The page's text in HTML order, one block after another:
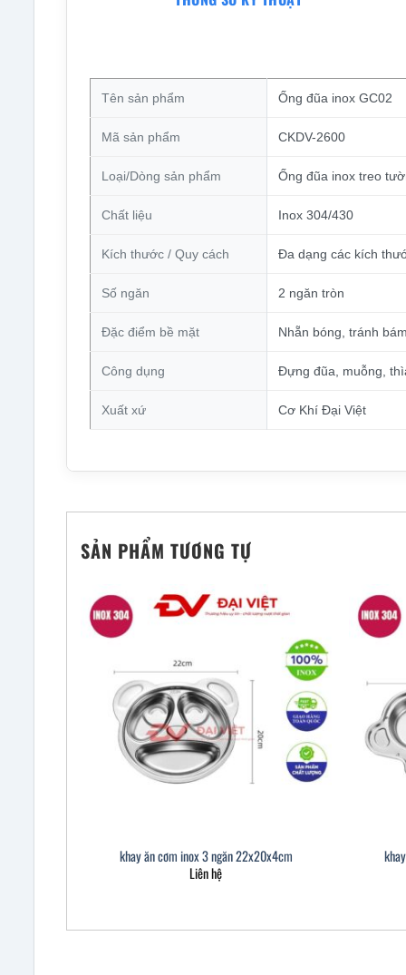
Tên sản phẩm Ống đũa inox GC02
Mã sản phẩm CKDV-2600
Loại/Dòng sản phẩm Ống đũa inox treo
Chất liệu Inox 304/430
Kích thước / Quy cách Đa dạng các kích
Số ngăn 2 ngăn tròn
Đặc điểm bề mặt Nhẵn bóng, tránh
Công dụng Đựng đũa, muỗng,
Xuất xứ Cơ Khí Đại Việt
SẢN PHẨM TƯƠNG TỰ
khay ăn cơm inox 3 ngăn 22x20x4cm
Liên hệ